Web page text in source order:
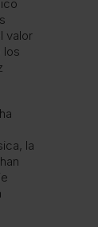
valor
los
la